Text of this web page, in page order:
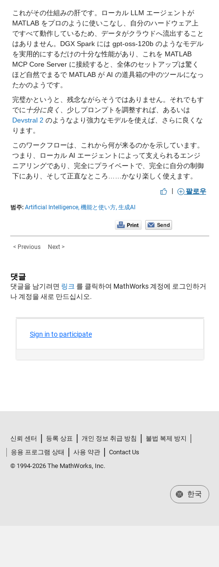
これがその仕組みの肝です。
ローカル LLM エージェントが
MATLAB をプロのように使いこなし、
自分のハードウェア上
ですべて動作しているため、データがクラウドへ流出すること
はありません。 DGX Spark には gpt-oss-120b のようなモデル
を実用的にするだけの十分な性能があり、これを MATLAB
MCP Core Server に接続すると、全体のセットアップは驚く
ほど自然でまるで MATLAB が AI の道具箱の中のツールになっ
たかのようです。
完璧かというと、残念ながらそうではありません。それでもす
でに十分に良く
Devstral 2 のようなより強力なモデルを使えば、さらに良くな
ります。
このワークフローは、これから何が来るのかを示しています。
つまり、ローカル AI エージェントによって支えられるエンジ
ニアリングであり、完全にプライベートで、完全に自分の制御
下にあり、そして正直なところ……かなり楽しく使えます。
|
팔로우
범주: Artificial Intelligence, 機能と使い方, 生成AI
< Previous Next >
댓글
댓글을 남기려면 링크 를 클릭하여 MathWorks 계정에 로그인하거
나 계정을 새로 만드십시오.
신뢰 센터 등록 상표 개인 정보 취급 방침
불법 복제 방지
응용 프로그램 상태
사용 약관
Contact Us
© 1994-2026 The MathWorks, Inc.
한국